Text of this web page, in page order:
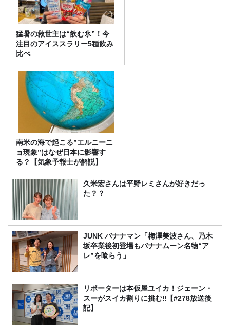
猛暑の救世主は“飲む氷”！今
注目のアイススラリー5種飲み
比べ
南米の海で起こる”エルニーニ
ョ現象”はなぜ日本に影響す
る？【気象予報士が解説】
久米宏さんは平野レミさんが好きだっ
た？？
JUNK バナナマン「梅澤美波さん、乃木
坂卒業後初登場もバナナムーン名物“ア
レ”を喰らう」
リポーターは本仮屋ユイカ！ジェーン・
スーがスイカ割りに挑む‼【#278放送後
記】